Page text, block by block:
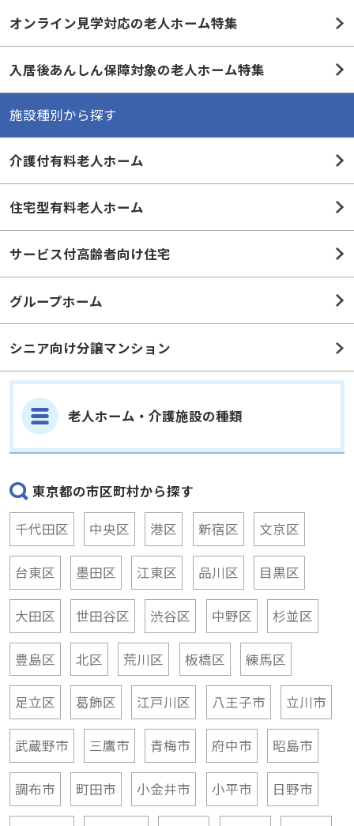
オンライン見学対応の老人ホーム特集
入居後あんしん保障対象の老人ホーム特集
施設種別から探す
介護付有料老人ホーム
住宅型有料老人ホーム
サービス付高齢者向け住宅
グループホーム
シニア向け分譲マンション
老人ホーム・介護施設の種類
東京都の市区町村から探す
千代田区
中央区 港区 新宿区 文京区
台東区 墨田区 江東区 品川区 目黒区
大田区 世田谷区 渋谷区 中野区 杉並区
豊島区 北区 荒川区 板橋区 練馬区
足立区 葛飾区 江戸川区 八王子市 立川市
武蔵野市 三鷹市 青梅市 府中市 昭島市
調布市 町田市 小金井市 小平市 日野市